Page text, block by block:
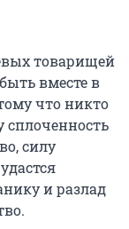
товарищей
вместе в
что никто
сплоченность
силу
и разлад